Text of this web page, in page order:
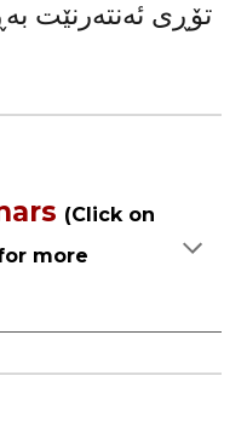
تۆڕی ئەنتەرنێت
(Click on
more